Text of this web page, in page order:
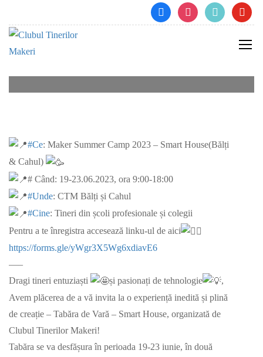
facebookinstagramtiktok youtube
Bălți & Cahul Maker Summer
Camp: SMART HOUSE
#Ce: Maker Summer Camp 2023 – Smart House(Bălți
& Cahul)
# Când: 19-23.06.2023, ora 9:00-18:00
#Unde: CTM Bălți și Cahul
#Cine: Tineri din școli profesionale și colegii
Pentru a te înregistra accesează linku-ul de aici
https://forms.gle/yWgr3X5Wg6xdiavE6
—–
Dragi tineri entuziaști
și pasionați de tehnologie
,
Avem plăcerea de a vă invita la o experiență inedită și plină
de creație – Tabăra de Vară – Smart House, organizată de
Clubul Tinerilor Makeri!
Tabăra se va desfășura în perioada 19-23 iunie, în două